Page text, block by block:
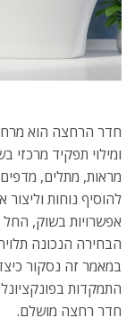
חדר הרחצה הוא
ומילוי תפקיד מרכזי
מראות, מתלים,
להוסיף נוחות
אפשרויות בשוק, החל
הבחירה הנכונה
במאמר זה נסקור
התמקדות
חדר רחצה מושלם.